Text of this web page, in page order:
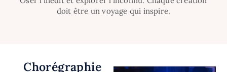
doit être un voyage qui inspire.
Chorégraphie